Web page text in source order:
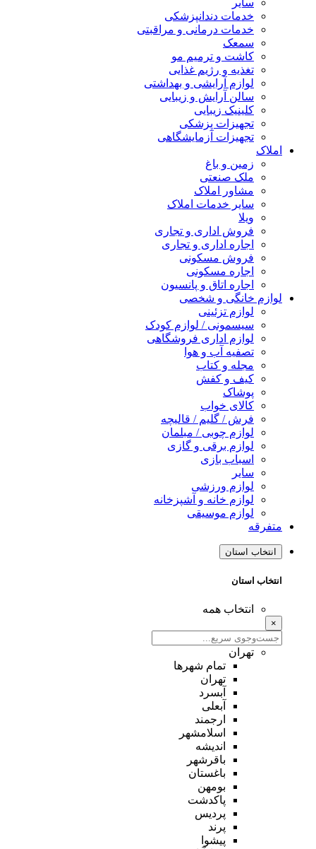
سایر
خدمات دندانپزشکی
خدمات درمانی و مراقبتی
سمعک
کاشت و ترمیم مو
تغذیه و رژیم غذایی
لوازم آرایشی و بهداشتی
سالن آرایش و زیبایی
کلینیک زیبایی
تجهیزات پزشکی
تجهیزات آزمایشگاهی
املاک
زمین و باغ
ملک صنعتی
مشاور املاک
سایر خدمات املاک
ویلا
فروش اداری و تجاری
اجاره اداری و تجاری
فروش مسکونی
اجاره مسکونی
اجاره اتاق و پانسیون
لوازم خانگی و شخصی
لوازم تزئینی
سیسمونی / لوازم کودک
لوازم اداری فروشگاهی
تصفیه آب و هوا
مجله و کتاب
کیف و کفش
پوشاک
کالای خواب
فرش / گلیم / قالیچه
لوازم چوبی / مبلمان
لوازم برقی و گازی
اسباب بازی
سایر
لوازم ورزشی
لوازم خانه و آشپزخانه
لوازم موسیقی
متفرقه
انتخاب استان
انتخاب استان
انتخاب همه
×
تهران
تمام شهر‌ها
تهران
آبسرد
آبعلی
ارجمند
اسلامشهر
اندیشه
باقرشهر
باغستان
بومهن
پاکدشت
پردیس
پرند
پیشوا